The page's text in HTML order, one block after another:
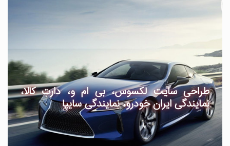
طراحی سایت لکسوس، بی ام و، دارت کالا،
نمایندگی ایران خودرو، نمایندگی سایپا